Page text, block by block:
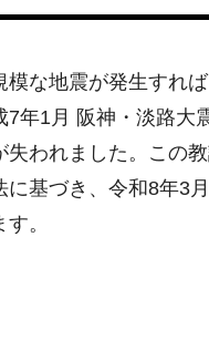
な地震が発生すれば
年1月 阪神・淡路大
失われました。この
基づき、令和8年3
。